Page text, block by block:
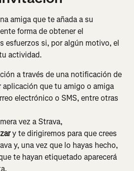
amiga que te añada a su
forma de obtener el
esfuerzos si, por algún motivo, el
actividad.
a través de una notificación de
aplicación que tu amigo o amiga
electrónico o SMS, entre otras
vez a Strava,
y te dirigiremos para que crees
y, una vez que lo hayas hecho,
te hayan etiquetado aparecerá